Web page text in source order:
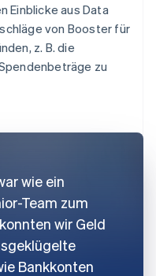
Einblicke aus Data
von Booster für
z. B. die
zu
wie ein
Team zum
wir Geld
Bankkonten